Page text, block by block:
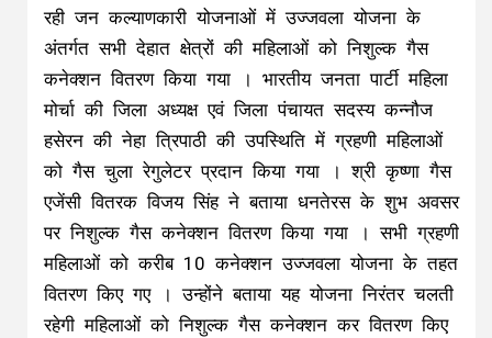
रही जन कल्याणकारी योजनाओं में उज्जवला योजना के
अंतर्गत सभी देहात क्षेत्रों की महिलाओं को निशुल्क गैस
कनेक्शन वितरण किया गया । भारतीय जनता पार्टी महिला
मोर्चा की जिला अध्यक्ष एवं जिला पंचायत सदस्य कन्नौज
हसेरन की नेहा त्रिपाठी की उपस्थिति में ग्रहणी महिलाओं
को गैस चुला रेगुलेटर प्रदान किया गया । श्री कृष्णा गैस
एजेंसी वितरक विजय सिंह ने बताया धनतेरस के शुभ अवसर
पर निशुल्क गैस कनेक्शन वितरण किया गया । सभी ग्रहणी
महिलाओं को करीब 10 कनेक्शन उज्जवला योजना के तहत
वितरण किए गए । उन्होंने बताया यह योजना निरंतर चलती
रहेगी महिलाओं को निशुल्क गैस कनेक्शन कर वितरण किए